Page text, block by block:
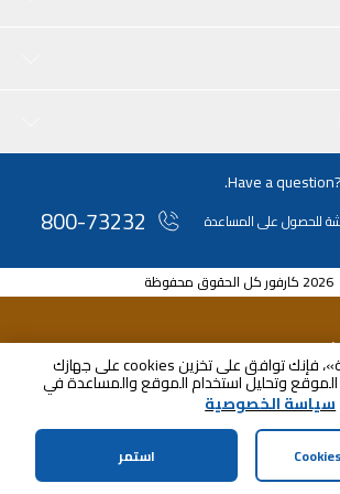
بالنقر فوق «متابعة»، فإنك توافق على تخزين cookies على جهازك
وتحليل استخدام الموقع والمساعدة في
سياسة الخصوصية
استمر
الملف الشخصي سلة التسوق
Have a
للحصول على المساعدة 800-73232
محفوظة